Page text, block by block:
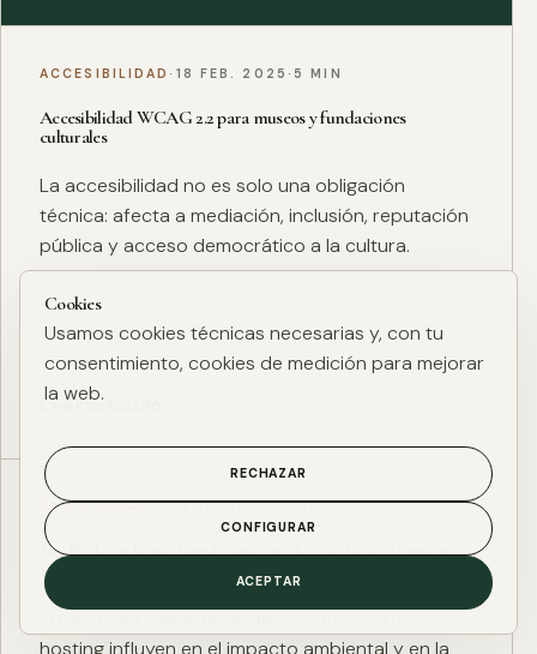
ACCESIBILIDAD · 18 FEB. 2025 · 5 MIN
Accesibilidad WCAG 2.2 para museos y fundaciones
culturales
La accesibilidad no es solo una obligación
técnica: afecta a mediación, inclusión, reputación
pública y acceso democrático a la cultura.
Leer artículo
ESG DIGITAL·27 ENE. 2025·4 MIN
Huella de carbono digital: cómo medir y reducir el impacto
ESG de una web
El peso de página, las imágenes, los scripts y el
hosting influyen en el impacto ambiental y en la
Cookies
Usamos cookies técnicas necesarias y, con tu
consentimiento, cookies de medición para mejorar
la web.
RECHAZAR
CONFIGURAR
ACEPTAR